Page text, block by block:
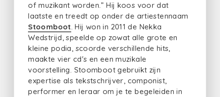
of muzikant worden.” Hij koos voor dat
laatste en treedt op onder de artiestennaam
Stoomboot. Hij won in 2011 de Nekka
Wedstrijd, speelde op zowat alle grote en
kleine podia, scoorde verschillende hits,
maakte vier cd's en een muzikale
voorstelling. Stoomboot gebruikt zijn
expertise als tekstschrijver, componist,
performer en leraar om je te begeleiden in